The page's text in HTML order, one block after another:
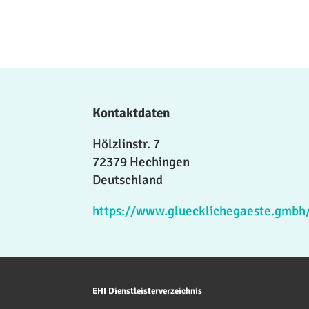
Kontaktdaten
Hölzlinstr. 7
72379 Hechingen
Deutschland
https://
EHI Dienstleisterverzeichnis